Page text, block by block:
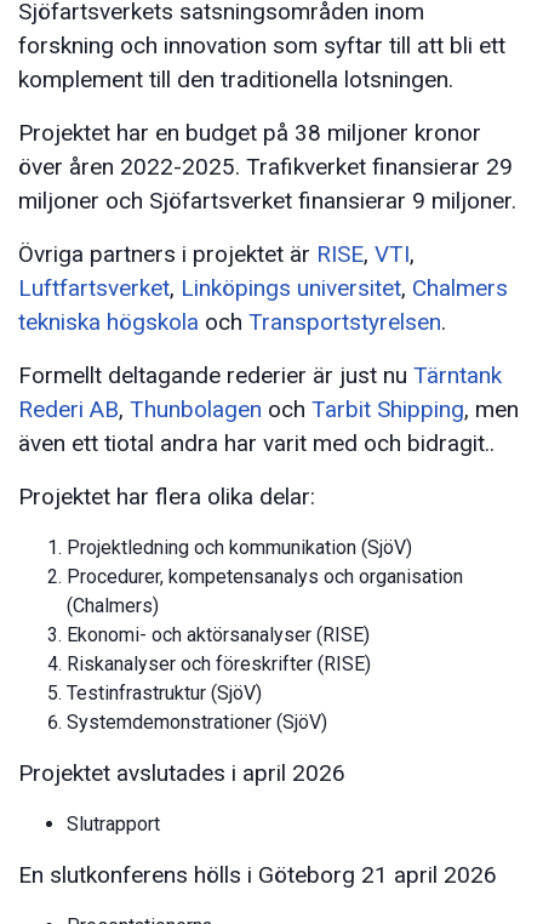
Sjöfartsverkets satsningsområden inom
forskning och innovation som syftar till att bli ett
komplement till den traditionella lotsningen.
Projektet har en budget på 38 miljoner kronor
över åren 2022-2025. Trafikverket finansierar 29
miljoner och Sjöfartsverket finansierar 9 miljoner.
Övriga partners i projektet är RISE, VTI,
Luftfartsverket, Linköpings universitet, Chalmers
tekniska högskola och Transportstyrelsen.
Formellt deltagande rederier är just nu Tärntank
Rederi AB, Thunbolagen och Tarbit Shipping, men
även ett tiotal andra har varit med och bidragit..
Projektet har flera olika delar:
Projektledning och kommunikation (SjöV)
Procedurer, kompetensanalys och organisation
(Chalmers)
Ekonomi- och aktörsanalyser (RISE)
Riskanalyser och föreskrifter (RISE)
Testinfrastruktur (SjöV)
Systemdemonstrationer (SjöV)
Projektet avslutades i april 2026
Slutrapport
En slutkonferens hölls i Göteborg 21 april 2026